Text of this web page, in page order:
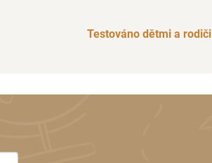
Testováno dětmi a rodiči